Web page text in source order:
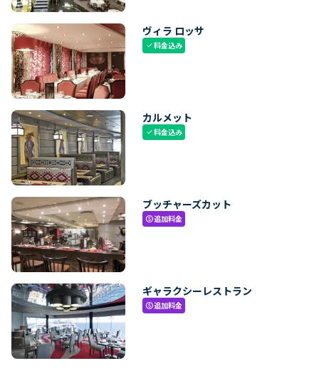
ヴィラ ロッサ
check料金込み
カルメット
check料金込み
ブッチャーズカット
paid追加料金
ギャラクシーレストラン
paid追加料金